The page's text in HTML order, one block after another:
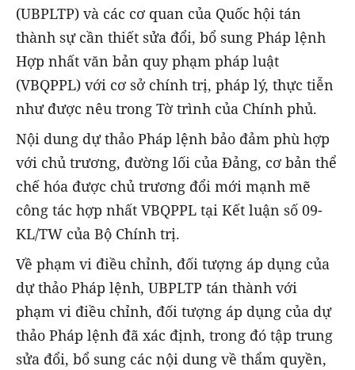
(UBPLTP) và các cơ quan của Quốc hội tán
thành sự cần thiết sửa đổi, bổ sung Pháp lệnh
Hợp nhất văn bản quy phạm pháp luật
(VBQPPL) với cơ sở chính trị, pháp lý, thực tiễn
như được nêu trong Tờ trình của Chính phủ.
Nội dung dự thảo Pháp lệnh bảo đảm phù hợp
với chủ trương, đường lối của Đảng, cơ bản thể
chế hóa được chủ trương đổi mới mạnh mẽ
công tác hợp nhất VBQPPL tại Kết luận số 09-
KL/TW của Bộ Chính trị.
Về phạm vi điều chỉnh, đối tượng áp dụng của
dự thảo Pháp lệnh, UBPLTP tán thành với
phạm vi điều chỉnh, đối tượng áp dụng của dự
thảo Pháp lệnh đã xác định, trong đó tập trung
sửa đổi, bổ sung các nội dung về thẩm quyền,